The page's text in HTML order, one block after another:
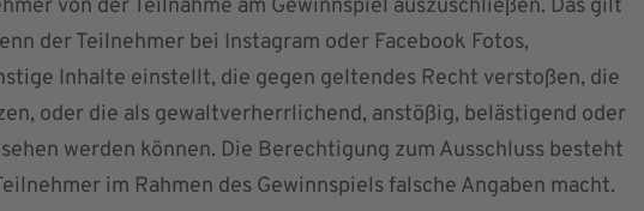
von der Teilnahme am Gewinnspiel auszuschließen. Das gilt
der Teilnehmer bei Instagram oder Facebook Fotos,
Inhalte einstellt, die gegen geltendes Recht verstoßen, die
oder die als gewaltverherrlichend, anstößig, belästigend oder
werden können. Die Berechtigung zum Ausschluss besteht
im Rahmen des Gewinnspiels falsche Angaben macht.